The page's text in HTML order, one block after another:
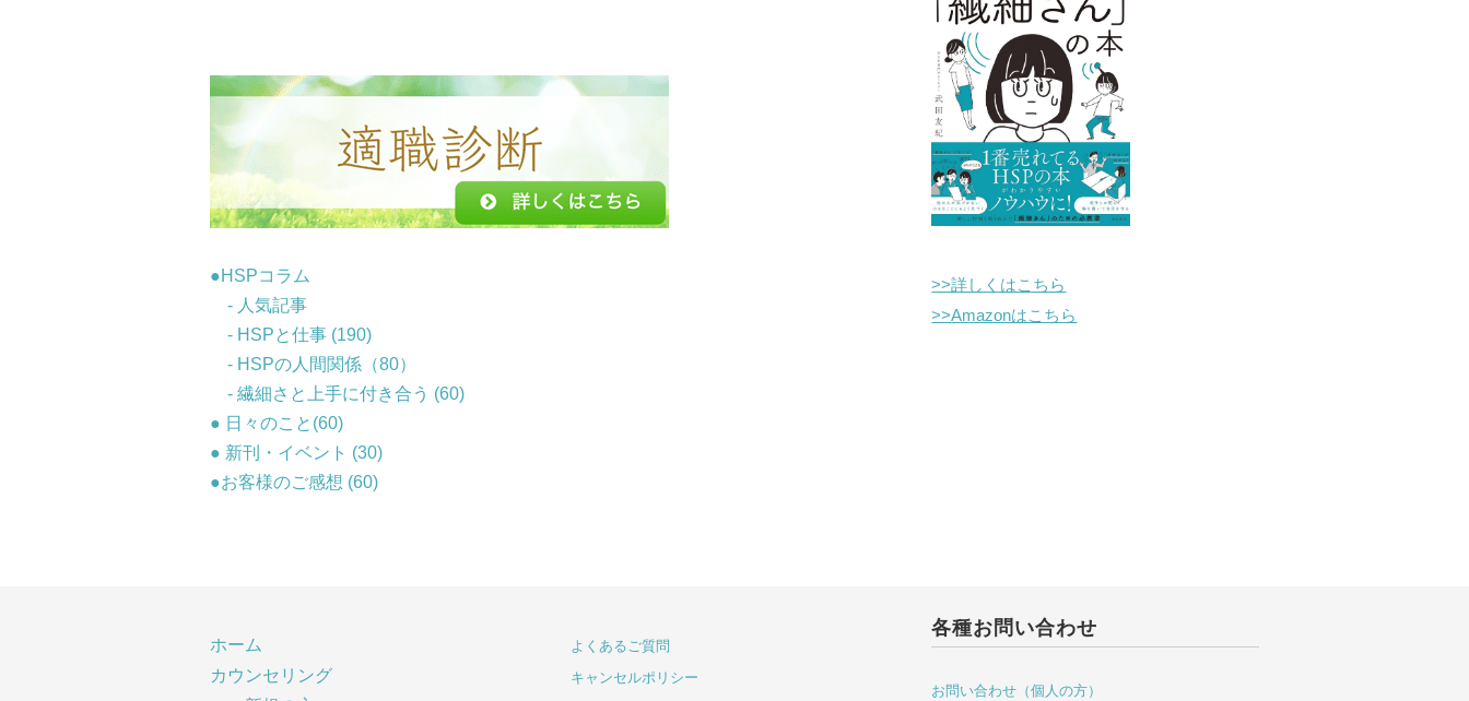
●HSPコラム
- 人気記事
- HSPと仕事 (190)
- HSPの人間関係（80）
- 繊細さと上手に付き合う (60)
● 日々のこと(60)
● 新刊・イベント (30)
●お客様のご感想 (60)
>>詳しくはこちら
>>Amazonはこちら
ホーム
カウンセリング
よくあるご質問
キャンセルポリシー
各種お問い合わせ
お問い合わせ（個人の方）